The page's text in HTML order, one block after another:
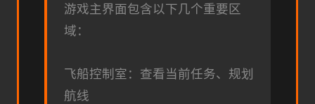
游戏主界面包含以下几个重要区
域：
飞船控制室：查看当前任务、规划
航线